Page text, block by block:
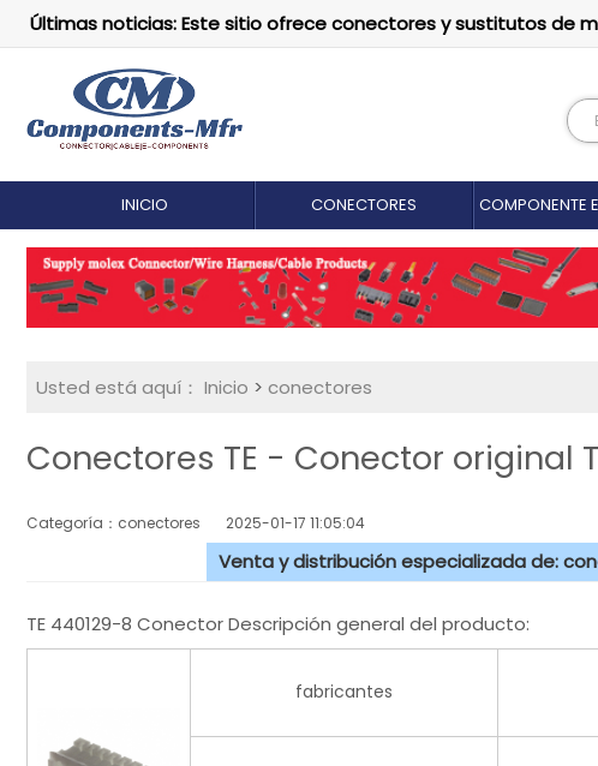
Últimas noticias: Este sitio ofrece conectores y sustitutos de
INICIO CONECTORES COMPONENTE
Usted está aquí： Inicio > conectores
Conectores TE - Conector original
Categoría：conectores 2025-01-17 11:05:04
Venta y distribución especializada de:
TE 440129-8 Conector Descripción general del producto:
fabricantes